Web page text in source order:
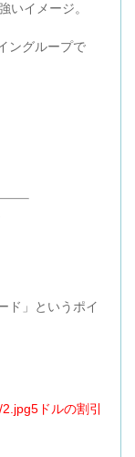
いイメージ。
ングループで
ド」というポイ
ドルの割引